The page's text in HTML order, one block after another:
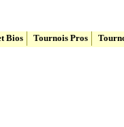
Bios Tournois Pros